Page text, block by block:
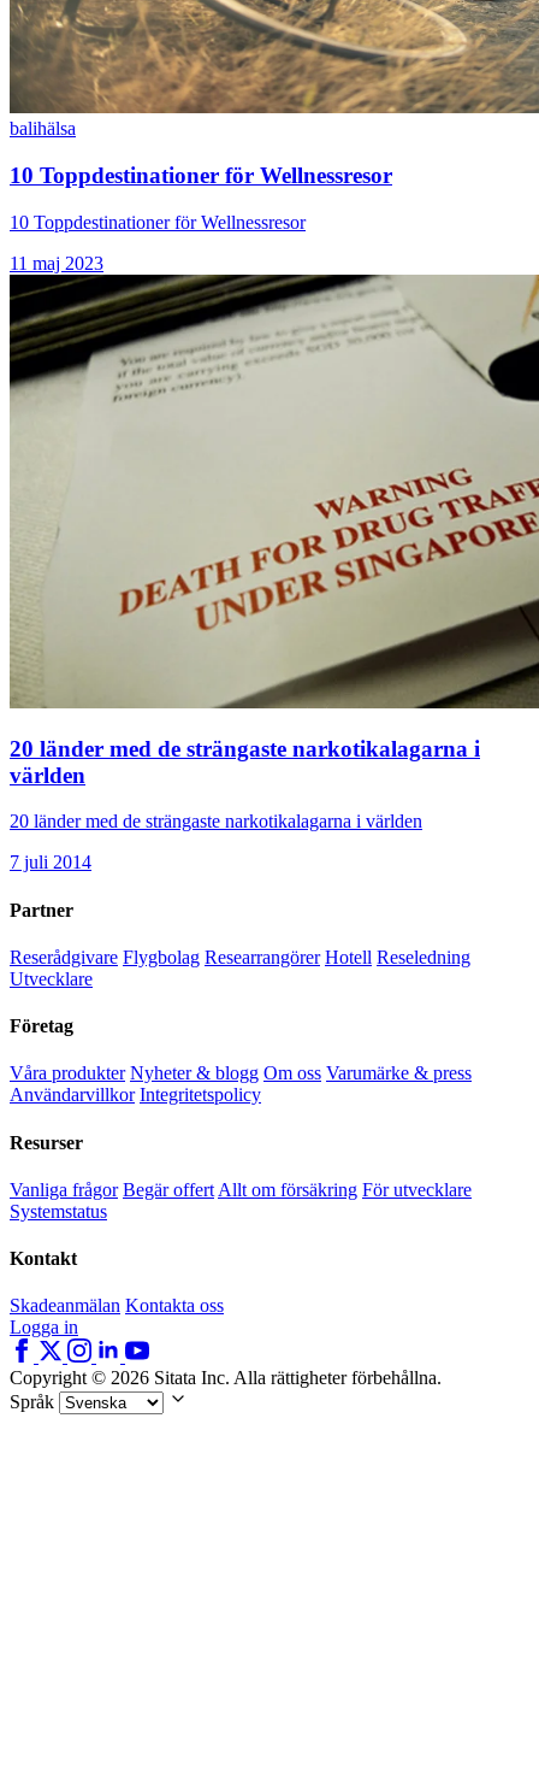
balihälsa
10 Toppdestinationer för Wellnessresor
10 Toppdestinationer för Wellnessresor
11 maj 2023
20 länder med de strängaste narkotikalagarna i
världen
20 länder med de strängaste narkotikalagarna i världen
7 juli 2014
Partner
Reserådgivare Flygbolag Researrangörer Hotell Reseledning
Utvecklare
Företag
Våra produkter Nyheter & blogg Om oss Varumärke & press
Användarvillkor Integritetspolicy
Resurser
Vanliga frågor Begär offert Allt om försäkring För utvecklare
Systemstatus
Kontakt
Skadeanmälan Kontakta oss
Logga in
Copyright © 2026 Sitata Inc. Alla rättigheter förbehållna.
Språk